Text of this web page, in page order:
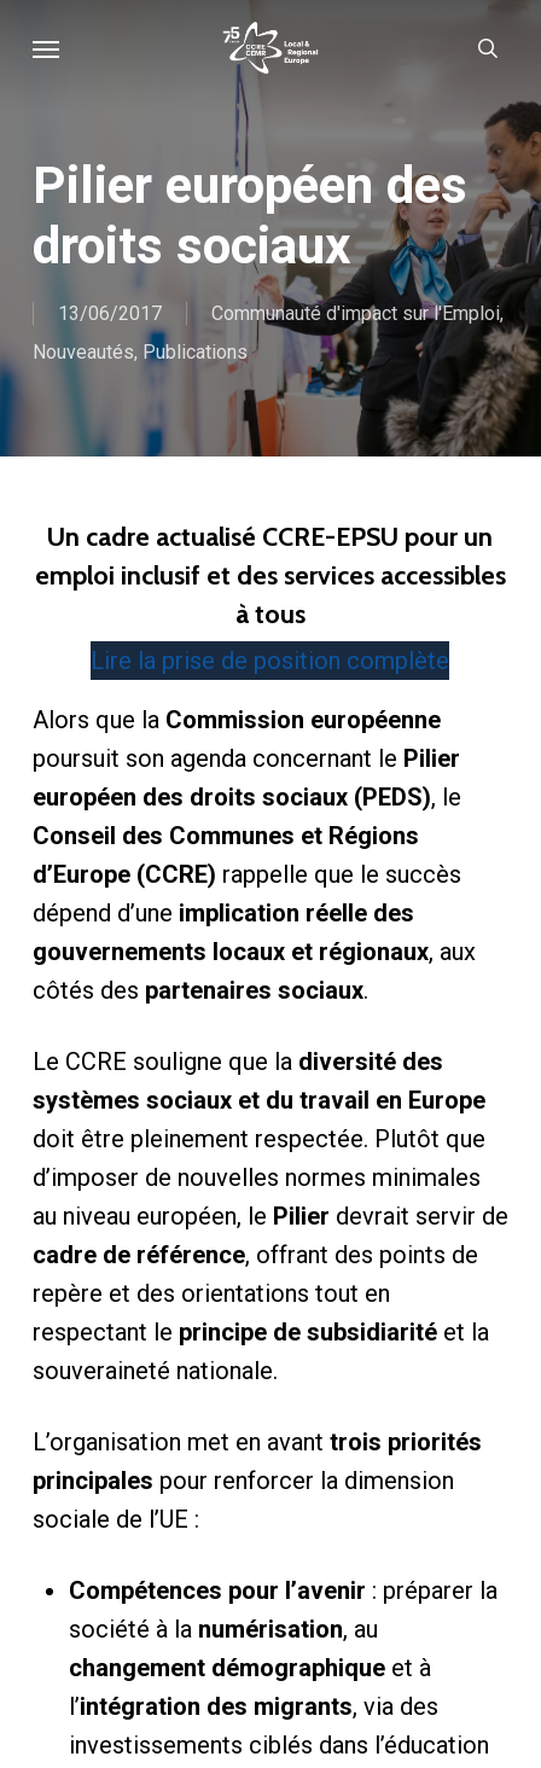
Pilier européen des
droits sociaux
13/06/2017 Communauté d'impact sur l'Emploi,
Nouveautés, Publications
Un cadre actualisé CCRE-EPSU pour un
emploi inclusif et des services accessibles
à tous
Lire la prise de position complète
Alors que la Commission européenne
poursuit son agenda concernant le Pilier
européen des droits sociaux (PEDS), le
Conseil des Communes et Régions
d’Europe (CCRE) rappelle que le succès
dépend d’une implication réelle des
gouvernements locaux et régionaux, aux
côtés des partenaires sociaux.
Le CCRE souligne que la diversité des
systèmes sociaux et du travail en Europe
doit être pleinement respectée. Plutôt que
d’imposer de nouvelles normes minimales
au niveau européen, le Pilier devrait servir de
cadre de référence, offrant des points de
repère et des orientations tout en
respectant le principe de subsidiaritéet la
souveraineté nationale.
L’organisation met en avant trois priorités
principales pour renforcer la dimension
sociale de l’UE :
Compétences pour l’avenir : préparer la
société à la numérisation, au
changement démographiqueet à
l’intégration des migrants, via des
investissements ciblés dans l’éducation